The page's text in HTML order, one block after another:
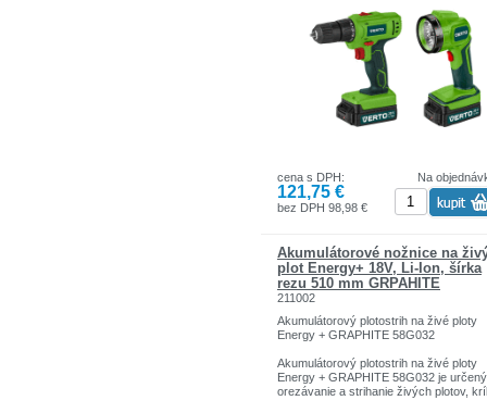
krútiaci moment pri mäkkom
28 Nm a pri tvrdom skrutkovaní 44
vŕtačky / skrutkovača je vyrobené z
pevného plastu a ergonomická rukoväť
pokrytá protišmykovým povlakom
komfort práce. Vstavaná LED dióda
umožní osvetliť pracovisko. Sada ďalej
obsahuje baterku s nastaviteľným
ďalšie príslušenstvo. Sada bola
Na
cena s DPH:
121,75 €
bez DPH 98,98 €
Akumulátorové nožnice na
plot Energy+ 18V, Li-Ion, šírka
rezu 510 mm GRPAHITE
211002
Akumulátorový plotostrih na živé ploty
Energy + GRAPHITE 58G032
Akumulátorový plotostrih na živé ploty
Energy + GRAPHITE 58G032 je
orezávanie a strihanie živých plotov,